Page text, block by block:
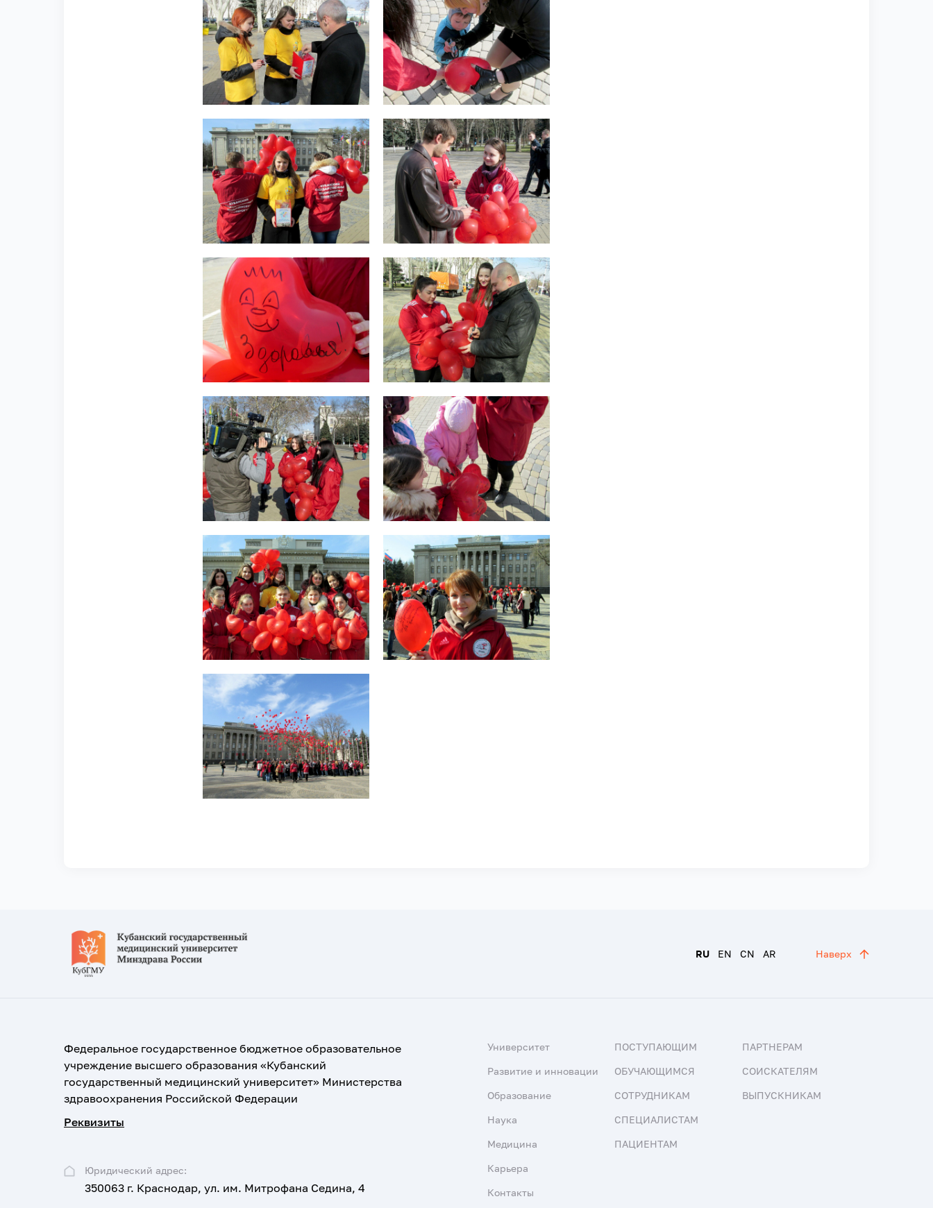
RU EN CN AR Наверх
Федеральное государственное бюджетное образовательное
учреждение высшего образования «Кубанский
государственный медицинский университет» Министерства
здравоохранения Российской Федерации
Реквизиты
Юридический адрес:
350063 г. Краснодар, ул. им. Митрофана Седина, 4
Университет
Развитие и инновации
Образование
Наука
Медицина
Карьера
Контакты
ПОСТУПАЮЩИМ
ОБУЧАЮЩИМСЯ
СОТРУДНИКАМ
СПЕЦИАЛИСТАМ
ПАЦИЕНТАМ
ПАРТНЕРАМ
СОИСКАТЕЛЯМ
ВЫПУСКНИКАМ